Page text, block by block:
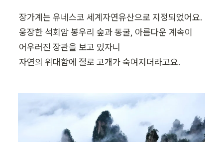
장가계는 유네스코 세계자연유산으로 지정되었어요.
웅장한 석회암 봉우리 숲과 동굴, 아름다운 계속이
어우러진 장관을 보고 있자니
자연의 위대함에 절로 고개가 숙여지더라고요.